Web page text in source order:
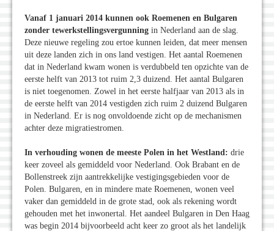
Vanaf 1 januari 2014 kunnen ook Roemenen en Bulgaren
zonder tewerkstellingsvergunning in Nederland aan de slag.
Deze nieuwe regeling zou ertoe kunnen leiden, dat meer mensen
uit deze landen zich in ons land vestigen. Het aantal Roemenen
dat in Nederland kwam wonen is verdubbeld ten opzichte van de
eerste helft van 2013 tot ruim 2,3 duizend. Het aantal Bulgaren
is niet toegenomen. Zowel in het eerste halfjaar van 2013 als in
de eerste helft van 2014 vestigden zich ruim 2 duizend Bulgaren
in Nederland. Er is nog onvoldoende zicht op de mechanismen
achter deze migratiestromen.
In verhouding wonen de meeste Polen in het Westland: drie
keer zoveel als gemiddeld voor Nederland. Ook Brabant en de
Bollenstreek zijn aantrekkelijke vestigingsgebieden voor de
Polen. Bulgaren, en in mindere mate Roemenen, wonen veel
vaker dan gemiddeld in de grote stad, ook als rekening wordt
gehouden met het inwonertal. Het aandeel Bulgaren in Den Haag
was begin 2014 bijvoorbeeld acht keer zo groot als het landelijk